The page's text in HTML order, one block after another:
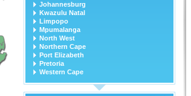
Johannesburg
Kwazulu Natal
Limpopo
Mpumalanga
North West
Northern Cape
Port Elizabeth
Pretoria
Western Cape